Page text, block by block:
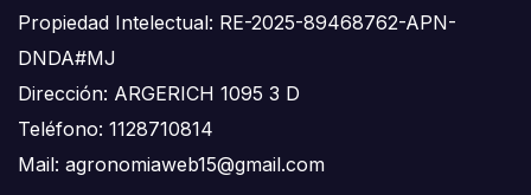
Propiedad Intelectual: RE-2025-89468762-APN-
DNDA#MJ
Dirección: ARGERICH 1095 3 D
Teléfono: 1128710814
Mail: agronomiaweb15@gmail.com